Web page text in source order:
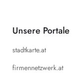
Unsere Portale
stadtkarte.at
firmennetzwerk.at